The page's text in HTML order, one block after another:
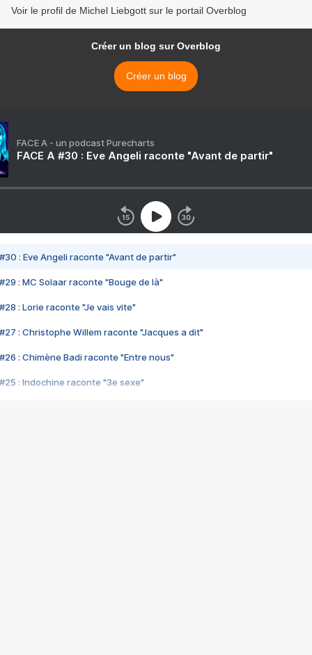
Voir le profil de Michel Liebgott sur le portail Overblog
Créer un blog sur Overblog
Créer un blog
FACE A - un podcast Purecharts
FACE A #30 : Eve Angeli raconte "Avant de partir"
#30 : Eve Angeli raconte "Avant de partir"
#29 : MC Solaar raconte "Bouge de là"
#28 : Lorie raconte "Je vais vite"
#27 : Christophe Willem raconte "Jacques a dit"
#26 : Chimène Badi raconte "Entre nous"
#25 : Indochine raconte "3e sexe"